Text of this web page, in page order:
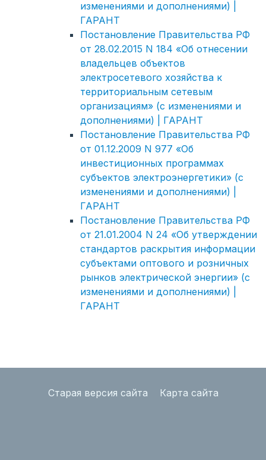
изменениями и дополнениями) |
ГАРАНТ
Постановление Правительства РФ
от 28.02.2015 N 184 «Об отнесении
владельцев объектов
электросетевого хозяйства к
территориальным сетевым
организациям» (с изменениями и
дополнениями) | ГАРАНТ
Постановление Правительства РФ
от 01.12.2009 N 977 «Об
инвестиционных программах
субъектов электроэнергетики» (с
изменениями и дополнениями) |
ГАРАНТ
Постановление Правительства РФ
от 21.01.2004 N 24 «Об утверждении
стандартов раскрытия информации
субъектами оптового и розничных
рынков электрической энергии» (с
изменениями и дополнениями) |
ГАРАНТ
Старая версия сайта Карта сайта